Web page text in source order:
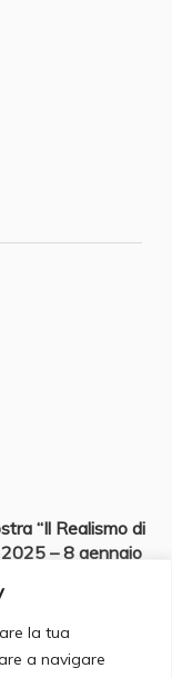
la tua
a navigare
“Il Realismo di
2025 – 8 gennaio